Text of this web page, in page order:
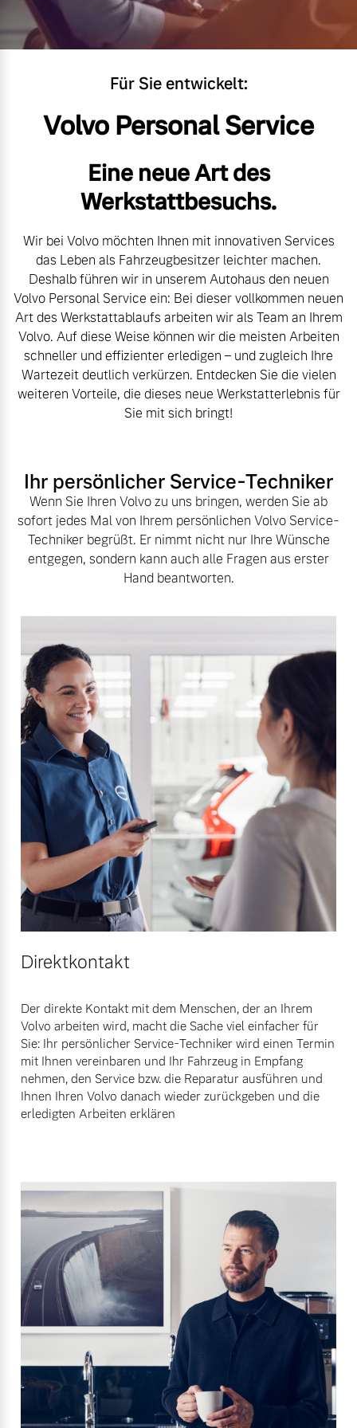
Gebrauchtwagen
Aktuelle Zubehörangebote
Zubehörkatalog
Aktuelle Serviceangebote
Service by Volvo
Unsere News & Events
Für Sie entwickelt:
Volvo Personal Service
Eine neue Art des
Werkstattbesuchs.
Wir bei Volvo möchten Ihnen mit innovativen Services
das Leben als Fahrzeugbesitzer leichter machen.
Deshalb führen wir in unserem Autohaus den neuen
Volvo Personal Service ein: Bei dieser vollkommen neuen
Art des Werkstattablaufs arbeiten wir als Team an Ihrem
Volvo. Auf diese Weise können wir die meisten Arbeiten
schneller und effizienter erledigen – und zugleich Ihre
Wartezeit deutlich verkürzen. Entdecken Sie die vielen
weiteren Vorteile, die dieses neue Werkstatterlebnis für
Sie mit sich bringt!
Ihr persönlicher Service-Techniker
Wenn Sie Ihren Volvo zu uns bringen, werden Sie ab
sofort jedes Mal von Ihrem persönlichen Volvo Service-
Techniker begrüßt. Er nimmt nicht nur Ihre Wünsche
entgegen, sondern kann auch alle Fragen aus erster
Hand beantworten.
Direktkontakt
Der direkte Kontakt mit dem Menschen, der an Ihrem
Volvo arbeiten wird, macht die Sache viel einfacher für
Sie: Ihr persönlicher Service-Techniker wird einen Termin
mit Ihnen vereinbaren und Ihr Fahrzeug in Empfang
nehmen, den Service bzw. die Reparatur ausführen und
Ihnen Ihren Volvo danach wieder zurückgeben und die
erledigten Arbeiten erklären